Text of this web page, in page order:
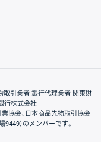
取引業者 銀行代理業者 関東財
行株式会社
協会、日本商品先物取引協会
）のメンバーです。